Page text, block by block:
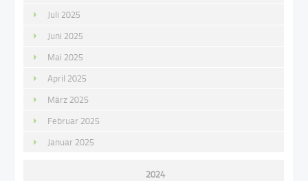
Juli 2025
Juni 2025
Mai 2025
April 2025
März 2025
Februar 2025
Januar 2025
2024